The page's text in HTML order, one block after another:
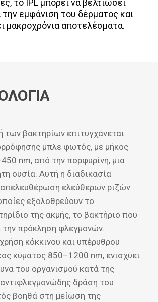
το IPL μπορεί να βελτιώσει
την εμφάνιση του δέρματος και
μακροχρόνια αποτελέσματα.
βακτηρίων επιτυγχάνεται
μπλε φωτός, με μήκος
nm, από την πορφυρίνη, μια
ουσία. Αυτή η διαδικασία
ελεύθερων ριζών
εξολοθρεύουν το
της ακμής, το βακτήριο που
την πρόκληση φλεγμονών.
κόκκινου και υπέρυθρου
κύματος 850–1200 nm, ενισχύει
του οργανισμού κατά της
δράση του
βοηθά στη μείωση της